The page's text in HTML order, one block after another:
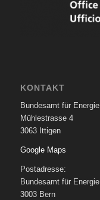
KONTAKT
Bundesamt für Energie
Mühlestrasse 4
3063 Ittigen
Google Maps
Postadresse:
Bundesamt für Energie
3003 Bern